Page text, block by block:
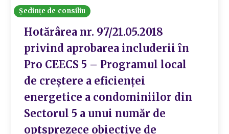
Ședințe de consiliu
Hotărârea nr. 97/21.05.2018
privind aprobarea includerii în
Pro CEECS 5 – Programul local
de creștere a eficienței
energetice a condominiilor din
Sectorul 5 a unui număr de
optsprezece obiective de